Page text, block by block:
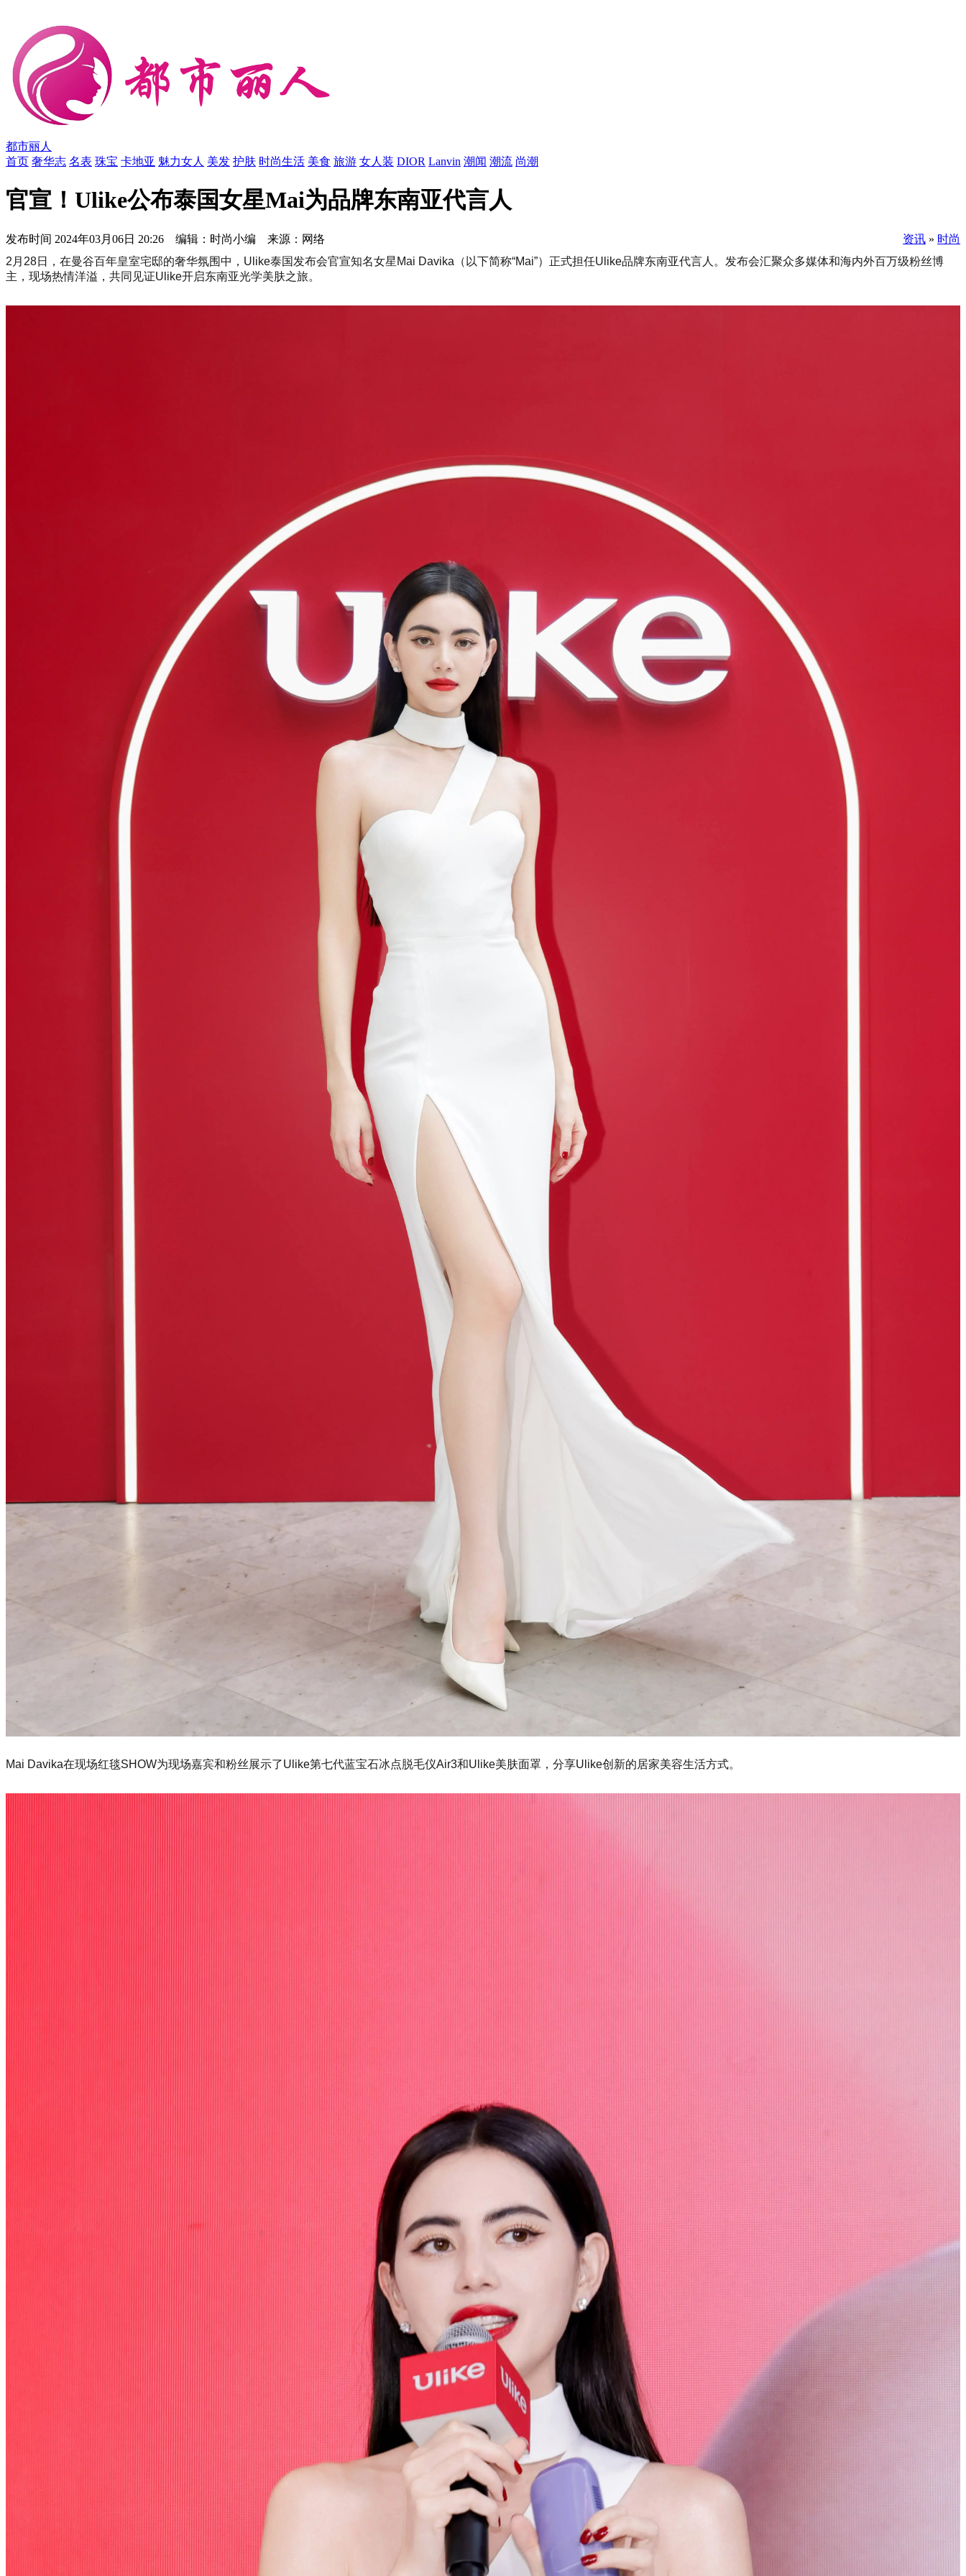
都市丽人
首页 奢华志 名表 珠宝 卡地亚 魅力女人 美发 护肤 时尚生活 美食 旅游 女人装 DIOR Lanvin 潮闻 潮流 尚潮
官宣！Ulike公布泰国女星Mai为品牌东南亚代言人
发布时间 2024年03月06日 20:26 编辑：时尚小编 来源：网络 资讯 » 时尚
2月28日，在曼谷百年皇室宅邸的奢华氛围中，Ulike泰国发布会官宣知名女星Mai Davika（以下简称“Mai”）正式担任Ulike品牌东南亚代言人。发布会汇聚众多媒体和海内外百万级粉丝博
主，现场热情洋溢，共同见证Ulike开启东南亚光学美肤之旅。
Mai Davika在现场红毯SHOW为现场嘉宾和粉丝展示了Ulike第七代蓝宝石冰点脱毛仪Air3和Ulike美肤面罩，分享Ulike创新的居家美容生活方式。